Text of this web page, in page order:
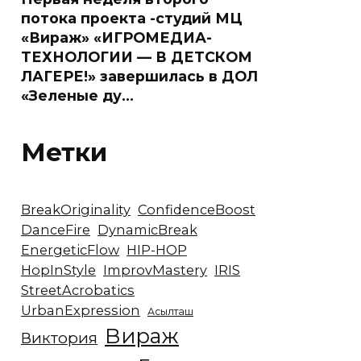
потока проекта -студий МЦ
«Вираж» «ИГРОМЕДИА-
ТЕХНОЛОГИИ — В ДЕТСКОМ
ЛАГЕРЕ!» завершилась в ДОЛ
«Зеленые ду…
Метки
BreakOriginality ConfidenceBoost
DanceFire DynamicBreak
EnergeticFlow HIP-HOP
HopInStyle ImprovMastery IRIS
StreetAcrobatics
UrbanExpression
Асылташ
Виктория Вираж